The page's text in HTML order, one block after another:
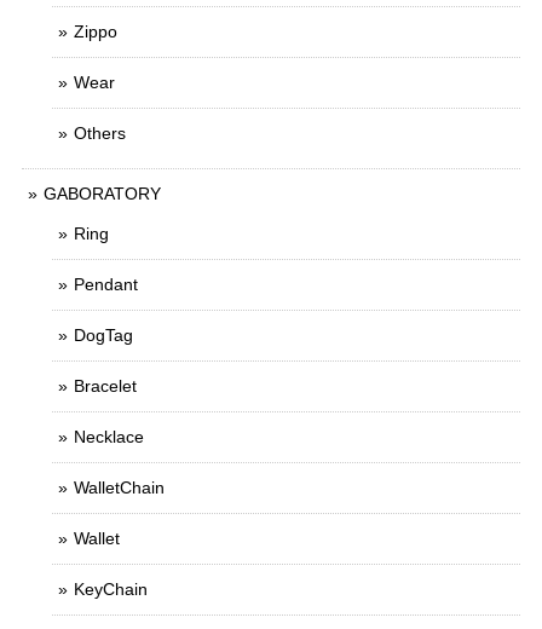
Zippo
Wear
Others
GABORATORY
Ring
Pendant
DogTag
Bracelet
Necklace
WalletChain
Wallet
KeyChain